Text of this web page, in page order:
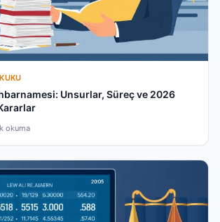
Unsurlar, Süreç ve 2026
okuma